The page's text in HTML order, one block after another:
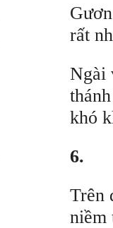
rất
Ngài
khó
6.
Trên
niềm